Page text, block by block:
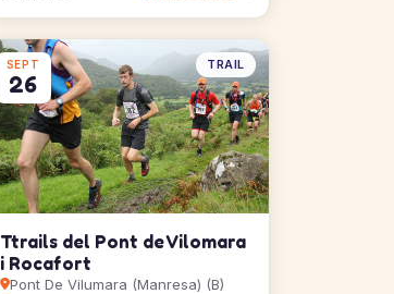
SEPT
26
TRAIL
Ttrails del Pont de Vilomara
i Rocafort
Pont De Vilumara (Manresa) (B)